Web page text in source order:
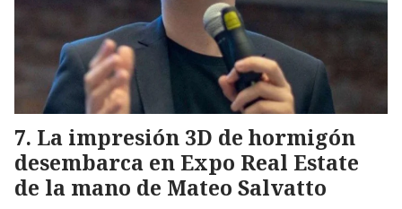
La impresión 3D de hormigón
desembarca en Expo Real Estate
de la mano de Mateo Salvatto